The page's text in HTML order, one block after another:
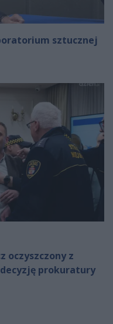
sztucznej
oczyszczony z
prokuratury